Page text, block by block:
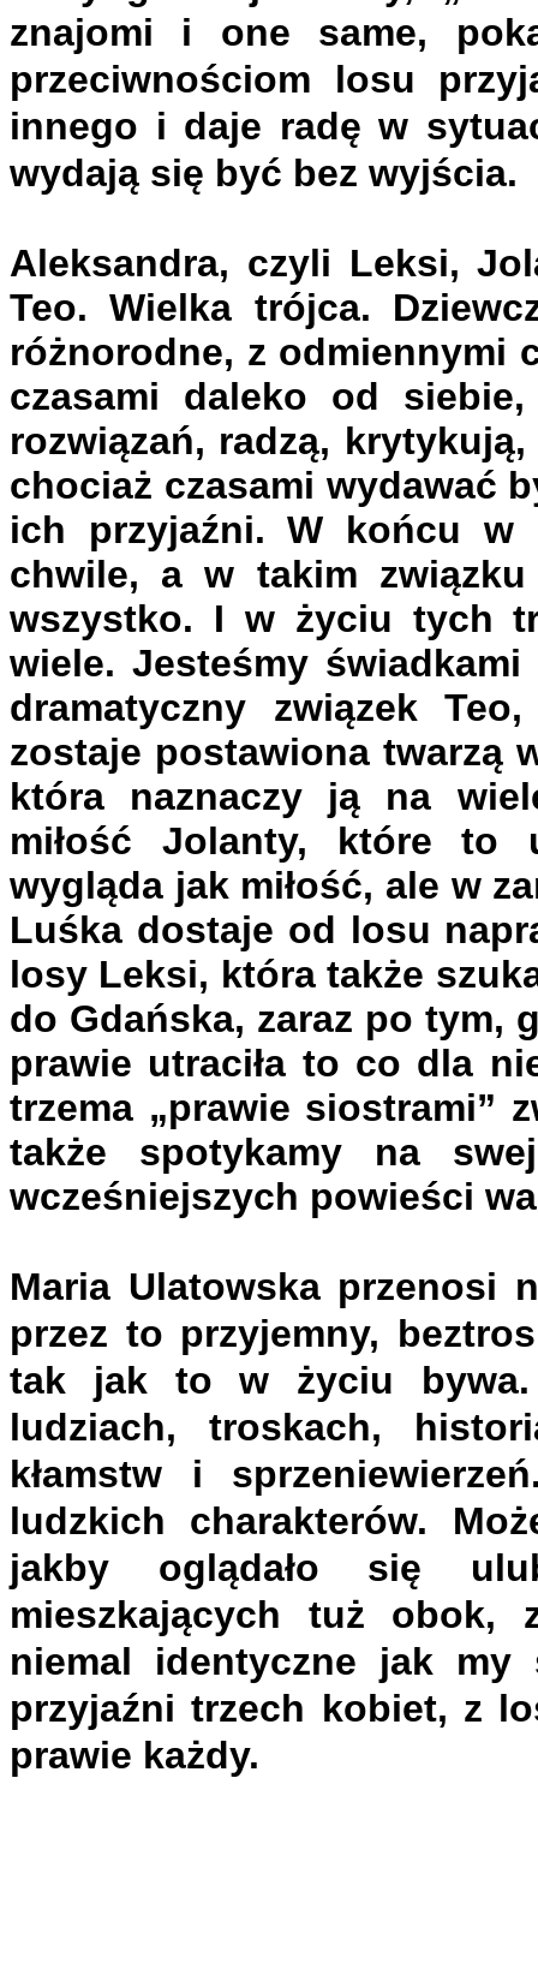
znajomi i one same,
przeciwnościom losu
innego i daje radę w
wydają się być bez wyjścia.
Aleksandra, czyli Leksi,
Teo. Wielka trójca.
różnorodne, z odmiennymi
czasami daleko od
rozwiązań, radzą,
chociaż czasami wydawać
ich przyjaźni. W końcu w
chwile, a w takim
wszystko. I w życiu tych
wiele. Jesteśmy
dramatyczny związek
zostaje postawiona twarzą
która naznaczy ją na
miłość Jolanty, które to
wygląda jak miłość, ale w
Luśka dostaje od losu
losy Leksi, która także
do Gdańska, zaraz po tym,
prawie utraciła to co dla
trzema „prawie siostrami”
także spotykamy na
wcześniejszych powieści
Maria Ulatowska przenosi
przez to przyjemny,
tak jak to w życiu bywa.
ludziach, troskach,
kłamstw i
ludzkich charakterów.
jakby oglądało się
mieszkających tuż obok,
niemal identyczne jak my
przyjaźni trzech kobiet, z
prawie każdy.